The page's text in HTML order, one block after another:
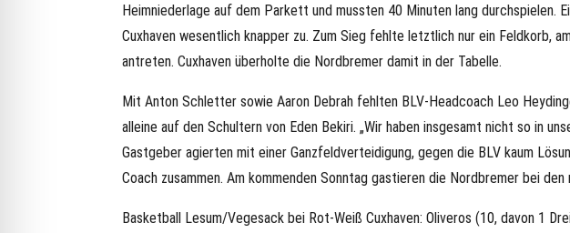
Heimniederlage auf dem Parkett und mussten 40 Minuten lang
Cuxhaven wesentlich knapper zu. Zum Sieg fehlte letztlich nur ein Feldkorb,
antreten. Cuxhaven überholte die Nordbremer damit in der Tabelle.
Mit Anton Schletter sowie Aaron Debrah fehlten BLV-Headcoach Leo
alleine auf den Schultern von Eden Bekiri. „Wir haben insgesamt nicht so in
Gastgeber agierten mit einer Ganzfeldverteidigung, gegen die BLV kaum
Coach zusammen. Am kommenden Sonntag gastieren die Nordbremer bei den
Basketball Lesum/Vegesack bei Rot-Weiß Cuxhaven: Oliveros (10, davon 1